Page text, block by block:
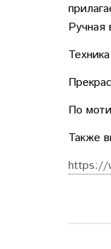
Ручная
По
Также
https://